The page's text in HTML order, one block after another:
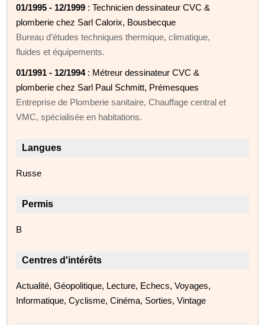
01/1995 - 12/1999 : Technicien dessinateur CVC &
plomberie chez Sarl Calorix, Bousbecque
Bureau d’études techniques thermique, climatique,
fluides et équipements.
01/1991 - 12/1994: Métreur dessinateur CVC &
plomberie chez Sarl Paul Schmitt, Prémesques
Entreprise de Plomberie sanitaire, Chauffage central et
VMC, spécialisée en habitations.
Langues
Russe
Permis
B
Centres d'intérêts
Actualité, Géopolitique, Lecture, Echecs, Voyages,
Informatique, Cyclisme, Cinéma, Sorties, Vintage